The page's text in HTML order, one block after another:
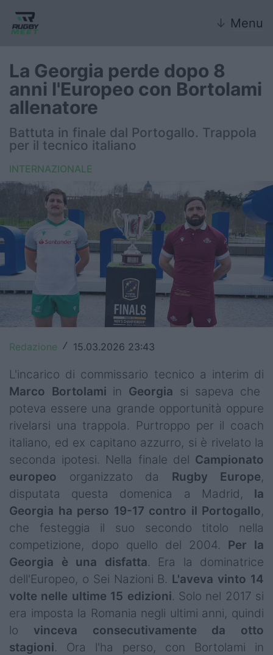
↓ Menu
Nazionale
Nazionali giovanili
FIR
Internazionale
6 Nazioni
United Rugby Championship
Top14
Premiership
Champions Cup
Challenge Cup
World Rugby
Rugby World Cup
Super Rugby
Rugby in TV
Mercato
Serie A Elite
Campionati
Serie A
Serie B
Serie C
La Georgia perde dopo 8
anni l'Europeo con Bortolami
allenatore
Battuta in finale dal Portogallo. Trappola
per il tecnico italiano
INTERNAZIONALE
Redazione / 15.03.2026 23:43
L'incarico di commissario tecnico a interim di
Marco Bortolami in Georgia si sapeva che
poteva essere una grande opportunità oppure
rivelarsi una trappola. Purtroppo per il coach
italiano, ed ex capitano azzurro, si è rivelato la
seconda ipotesi. Nella finale del Campionato
europeo organizzato da Rugby Europe,
disputata questa domenica a Madrid, la
Georgia ha perso 19-17 contro il Portogallo,
che festeggia il suo secondo titolo nella
competizione, dopo quello del 2004. Per la
Georgia è una disfatta. Era la dominatrice
dell'Europeo, o Sei Nazioni B. L'aveva vinto 14
volte nelle ultime 15 edizioni. Solo nel 2017 si
era imposta la Romania negli ultimi anni, quindi
lo vinceva consecutivamente da otto
stagioni. Ora l'ha perso, con Bortolami in